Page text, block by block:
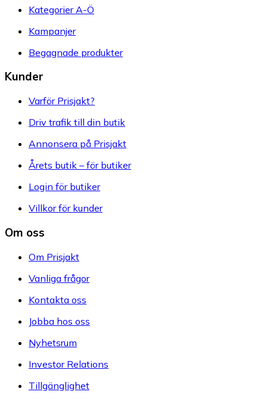
Kategorier A-Ö
Kampanjer
Begagnade produkter
Kunder
Varför Prisjakt?
Driv trafik till din butik
Annonsera på Prisjakt
Årets butik – för butiker
Login för butiker
Villkor för kunder
Om oss
Om Prisjakt
Vanliga frågor
Kontakta oss
Jobba hos oss
Nyhetsrum
Investor Relations
Tillgänglighet